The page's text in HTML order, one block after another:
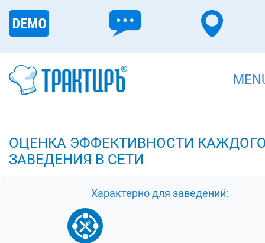
ОЦЕНКА ЭФФЕКТИВНОСТИ
ЗАВЕДЕНИЯ В СЕТИ
Характерно для заведений: